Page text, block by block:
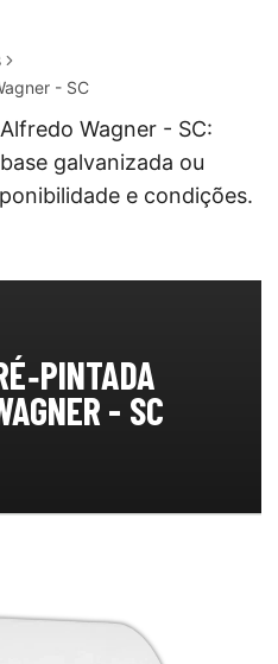
- SC
Wagner - SC:
galvanizada ou
e condições.
- SC